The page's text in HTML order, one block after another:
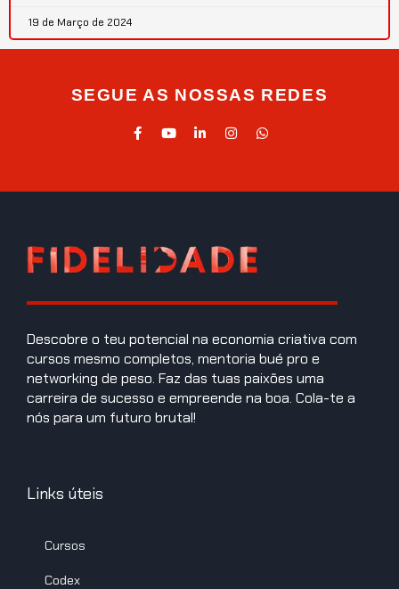
19 de Março de 2024
SEGUE AS NOSSAS REDES
Descobre o teu potencial na economia criativa com
cursos mesmo completos, mentoria bué pro e
networking de peso. Faz das tuas paixões uma
carreira de sucesso e empreende na boa. Cola-te a
nós para um futuro brutal!
Links úteis
Cursos
Codex